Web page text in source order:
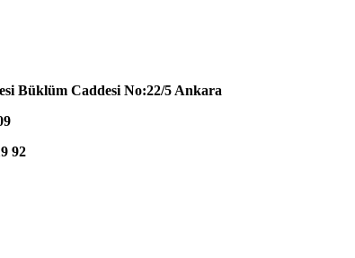
Büklüm Caddesi No:22/5 Ankara
92